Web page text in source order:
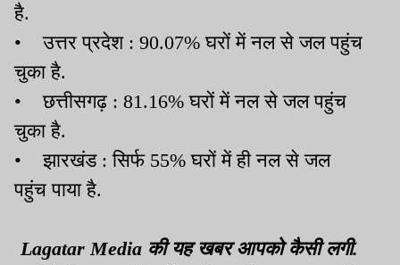
है.
• उत्तर प्रदेश : 90.07% घरों में नल से जल पहुंच
चुका है.
• छत्तीसगढ़ : 81.16% घरों में नल से जल पहुंच
चुका है.
• झारखंड : सिर्फ 55% घरों में ही नल से जल
पहुंच पाया है.
Lagatar Media की यह खबर आपको कैसी लगी.